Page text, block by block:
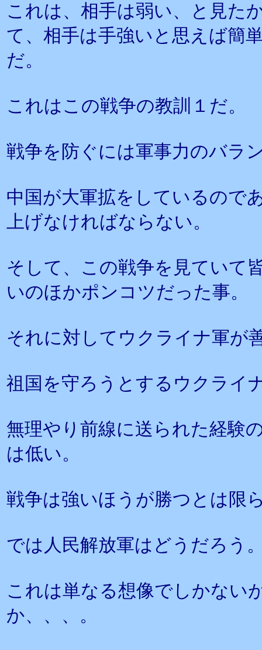
これは、相手は弱い、と見た
て、相手は手強いと思えば簡
だ。
これはこの戦争の教訓１だ。
戦争を防ぐには軍事力のバラ
中国が大軍拡をしているので
上げなければならない。
そして、この戦争を見ていて
いのほかポンコツだった事。
それに対してウクライナ軍が
祖国を守ろうとするウクライ
無理やり前線に送られた経験
は低い。
戦争は強いほうが勝つとは限
では人民解放軍はどうだろう
これは単なる想像でしかない
か、、、。